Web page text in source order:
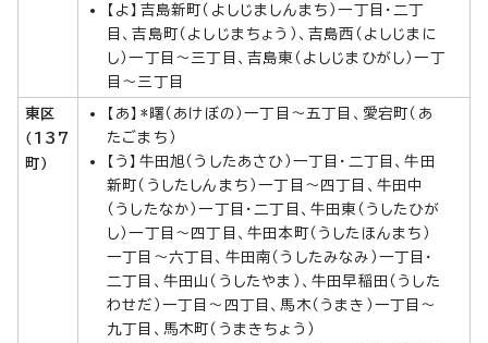
【よ】吉島新町（よしじましんまち）一丁目・二丁
目、吉島町（よしじまちょう）、吉島西（よしじまに
し）一丁目～三丁目、吉島東（よしじまひがし）一丁
目～三丁目
東区
（137
町）
【あ】*曙（あけぼの）一丁目～五丁目、愛宕町（あ
たごまち）
【う】牛田旭（うしたあさひ）一丁目・二丁目、牛田
新町（うしたしんまち）一丁目～四丁目、牛田中
（うしたなか）一丁目・二丁目、牛田東（うしたひが
し）一丁目～四丁目、牛田本町（うしたほんまち）
一丁目～六丁目、牛田南（うしたみなみ）一丁目・
二丁目、牛田山（うしたやま）、牛田早稲田（うした
わせだ）一丁目～四丁目、馬木（うまき）一丁目～
九丁目、馬木町（うまきちょう）